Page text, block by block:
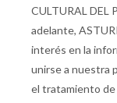
CULTURAL DEL
adelante,
interés en la
unirse a nuestra
el tratamiento de